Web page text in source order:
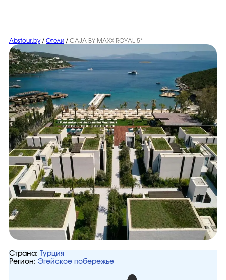
Abstour.by / Отели / CAJA BY MAXX ROYAL 5*
Страна:
Турция
Регион: Эгейское побережье